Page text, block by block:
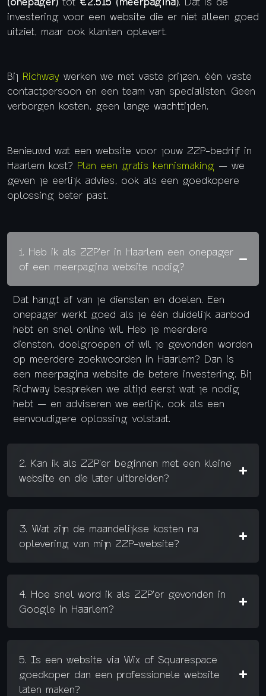
investering voor een website die er niet alleen goed
uitziet, maar ook klanten oplevert.
Bij Richway werken we met vaste prijzen, één vaste
contactpersoon en een team van specialisten. Geen
verborgen kosten, geen lange wachttijden.
Benieuwd wat een website voor jouw ZZP-bedrijf in
Haarlem kost? Plan een gratis kennismaking — we
geven je eerlijk advies, ook als een goedkopere
oplossing beter past.
1. Heb ik als ZZP'er in Haarlem een onepager
of een meerpagina website nodig?
Dat hangt af van je diensten en doelen. Een
onepager werkt goed als je één duidelijk aanbod
hebt en snel online wil. Heb je meerdere
diensten, doelgroepen of wil je gevonden worden
op meerdere zoekwoorden in Haarlem? Dan is
een meerpagina website de betere investering. Bij
Richway bespreken we altijd eerst wat je nodig
hebt — en adviseren we eerlijk, ook als een
eenvoudigere oplossing volstaat.
2. Kan ik als ZZP'er beginnen met een kleine
website en die later uitbreiden?
3. Wat zijn de maandelijkse kosten na
oplevering van mijn ZZP-website?
4. Hoe snel word ik als ZZP'er gevonden in
Google in Haarlem?
5. Is een website via Wix of Squarespace
goedkoper dan een professionele website
laten maken?